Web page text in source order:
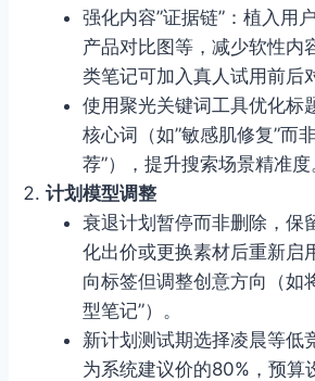
强化内容”证据链”：植入用
产品对比图等，减少软性内
类笔记可加入真人试用前后
使用聚光关键词工具优化标
核心词（如”敏感肌修复”而
荐”），提升搜索场景精准度
计划模型调整
衰退计划暂停而非删除，保
化出价或更换素材后重新启
向标签但调整创意方向（如
型笔记”）。
新计划测试期选择凌晨等低
为系统建议价的80%，预算